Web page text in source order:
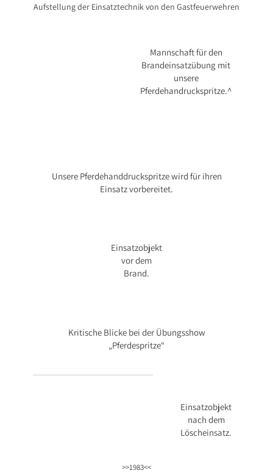
Aufstellung der Einsatztechnik von den Gastfeuerwehren
Mannschaft für den
Brandeinsatzübung mit
unsere
Pferdehandruckspritze.^
Unsere Pferdehanddruckspritze wird für ihren
Einsatz vorbereitet.
Einsatzobjekt
vor dem
Brand.
Kritische Blicke bei der Übungsshow
„Pferdespritze“
Einsatzobjekt
nach dem
Löscheinsatz.
>>1983<<